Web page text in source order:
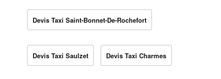
Devis Taxi Saint-Bonnet-De-Rochefort
Devis Taxi Saulzet Devis Taxi Charmes